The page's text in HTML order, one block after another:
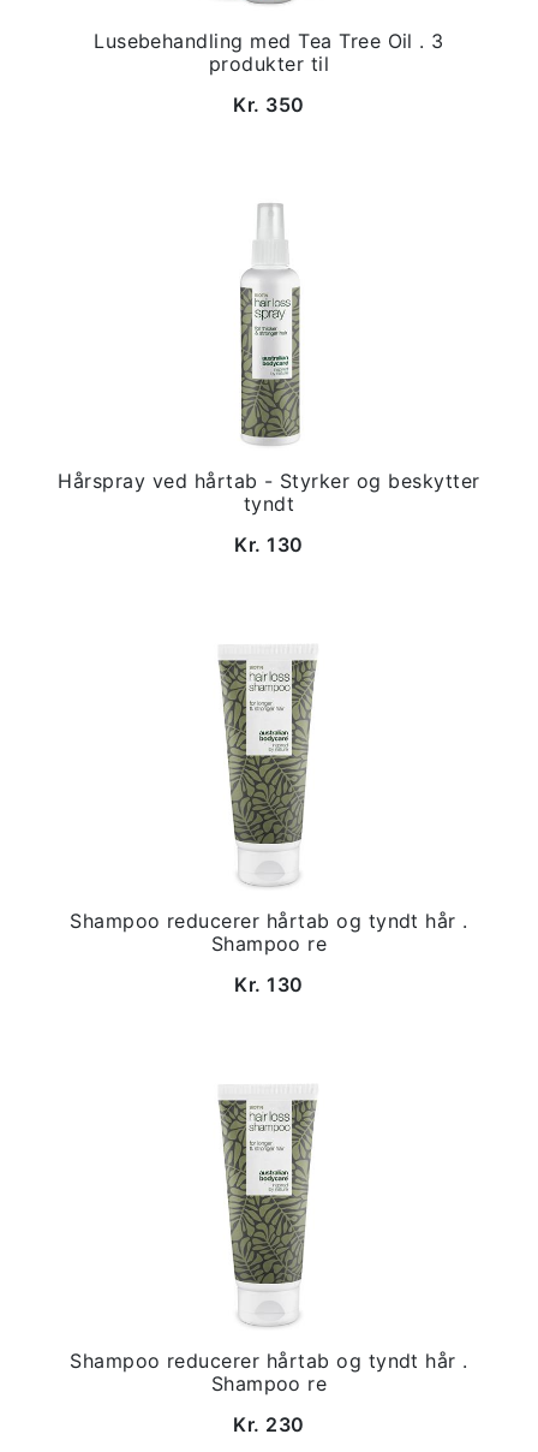
Lusebehandling med Tea Tree Oil . 3
produkter til
Kr. 350
Hårspray ved hårtab - Styrker og beskytter
tyndt
Kr. 130
Shampoo reducerer hårtab og tyndt hår .
Shampoo re
Kr. 130
Shampoo reducerer hårtab og tyndt hår .
Shampoo re
Kr. 230